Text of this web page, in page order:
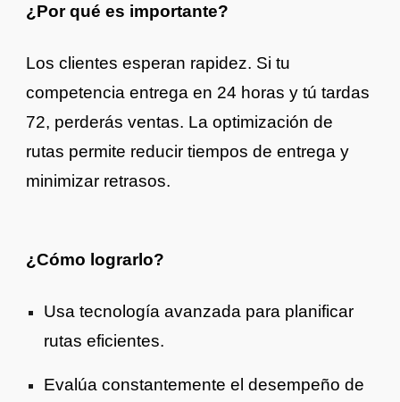
¿Por qué es importante?
Los clientes esperan rapidez. Si tu
competencia entrega en 24 horas y tú tardas
72, perderás ventas. La optimización de
rutas permite reducir tiempos de entrega y
minimizar retrasos.
¿Cómo lograrlo?
Usa tecnología avanzada para planificar
rutas eficientes.
Evalúa constantemente el desempeño de